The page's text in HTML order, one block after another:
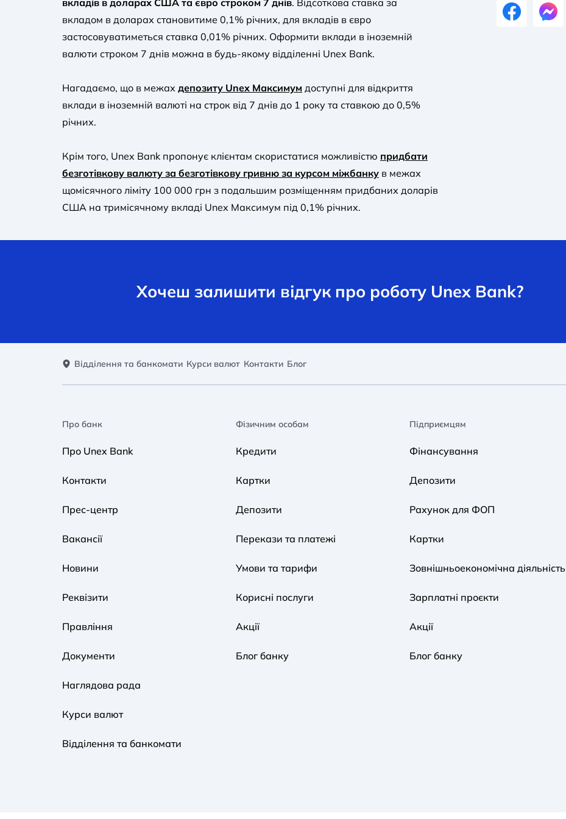
вкладів в доларах США та євро строком 7 днів. Відсоткова ставка за
вкладом в доларах становитиме 0,1% річних, для вкладів в євро
застосовуватиметься ставка 0,01% річних. Оформити вклади в іноземній
валюти строком 7 днів можна в будь-якому відділенні Unex Bank.
Нагадаємо, що в межах депозиту Unex Максимум доступні для відкриття
вклади в іноземній валюті на строк від 7 днів до 1 року та ставкою до 0,5%
річних.
Крім того, Unex Bank пропонує клієнтам скористатися можливістю придбати
безготівкову валюту за безготівкову гривню за курсом міжбанку в межах
щомісячного ліміту 100 000 грн з подальшим розміщенням придбаних доларів
США на тримісячному вкладі Unex Максимум під 0,1% річних.
Хочеш залишити відгук про роботу Unex Bank?
Відділення та банкомати Курси валют Контакти Блог
Про банк
Про Unex Bank
Контакти
Прес-центр
Вакансії
Новини
Реквізити
Правління
Документи
Наглядова рада
Курси валют
Відділення та банкомати
Фізичним особам
Кредити
Картки
Депозити
Перекази та платежі
Умови та тарифи
Корисні послуги
Акції
Блог банку
Підприємцям
Фінансування
Депозити
Рахунок для ФОП
Картки
Зовнішньоекономічна діяльність
Зарплатні проєкти
Акції
Блог банку